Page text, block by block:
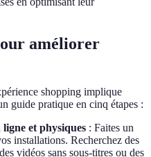
améliorer
shopping implique
guide pratique en cinq étapes :
et physiques : Faites un
installations. Recherchez des
vidéos sans sous-titres ou des